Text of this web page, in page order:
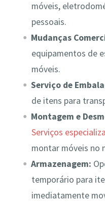
móveis,
pessoais.
Mudanças
equipamentos de
móveis.
Serviço de
de itens para
Montagem e
Serviços
montar móveis no
Armazenagem:
temporário para
imediatamente